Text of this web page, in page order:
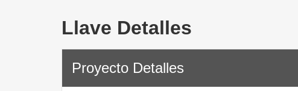
Llave Detalles
Proyecto Detalles